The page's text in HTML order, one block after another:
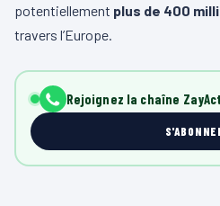
potentiellement plus de 400
travers l’Europe.
Rejoignez la chaîne